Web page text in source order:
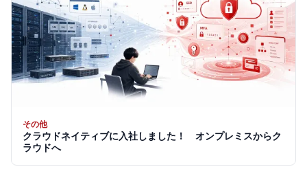
その他
クラウドネイティブに入社しました！ オンプレミスからク
ラウドへ